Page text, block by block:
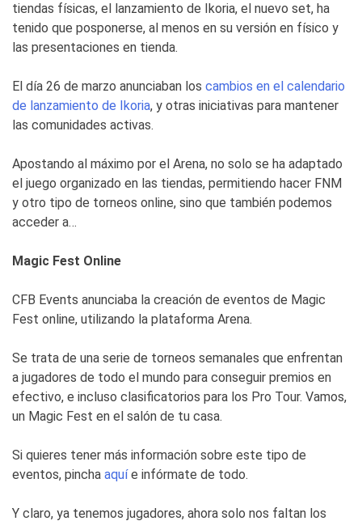
tiendas físicas, el lanzamiento de Ikoria, el nuevo set, ha
tenido que posponerse, al menos en su versión en físico y
las presentaciones en tienda.
El día 26 de marzo anunciaban los cambios en el calendario
de lanzamiento de Ikoria, y otras iniciativas para mantener
las comunidades activas.
Apostando al máximo por el Arena, no solo se ha adaptado
el juego organizado en las tiendas, permitiendo hacer FNM
y otro tipo de torneos online, sino que también podemos
acceder a…
Magic Fest Online
CFB Events anunciaba la creación de eventos de Magic
Fest online, utilizando la plataforma Arena.
Se trata de una serie de torneos semanales que enfrentan
a jugadores de todo el mundo para conseguir premios en
efectivo, e incluso clasificatorios para los Pro Tour. Vamos,
un Magic Fest en el salón de tu casa.
Si quieres tener más información sobre este tipo de
eventos, pincha aquíe infórmate de todo.
Y claro, ya tenemos jugadores, ahora solo nos faltan los